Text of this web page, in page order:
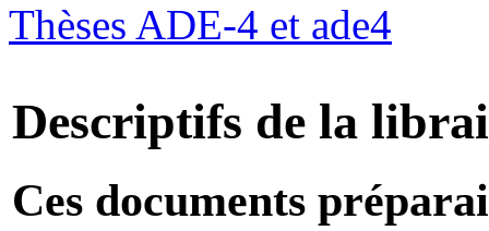
Thèses ADE-4 et ade4
Descriptifs de la
Ces documents